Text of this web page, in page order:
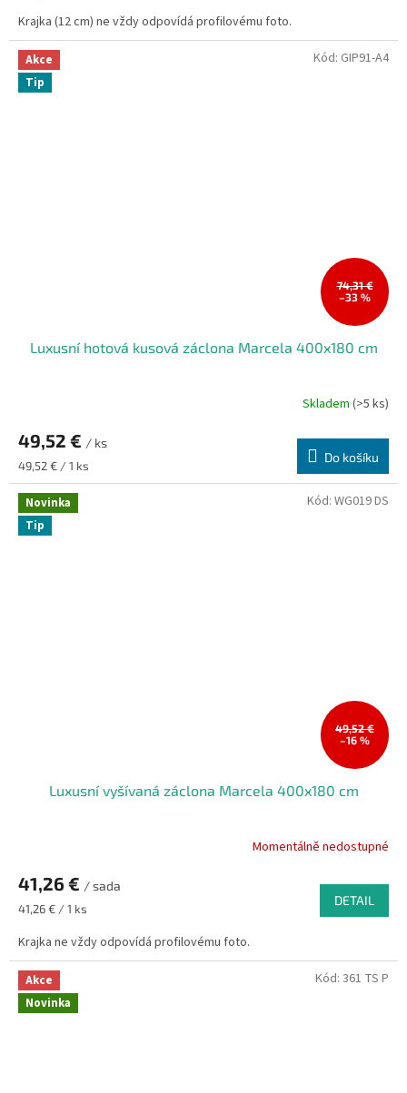
Krajka (12 cm) ne vždy odpovídá profilovému foto.
Akce
Tip
74,31 €
–33 %
Luxusní hotová kusová záclona Marcela 400x180 cm
produktu
je
5,0
z
5
hvězdiček.
Skladem(>5 ks)
49,52 € / ks
Měrná
cena:
49,52 € / 1 ks
Do košíku
Kód: GIP91-A4
Novinka
Tip
49,52 €
–16 %
Luxusní vyšívaná záclona Marcela 400x180 cm
Momentálně nedostupné
41,26 € / sada
Měrná
41,26 € / 1 ks
DETAIL
Krajka ne vždy odpovídá profilovému foto.
Kód: WG019 DS
Akce
Novinka
Kód: 361 TS P